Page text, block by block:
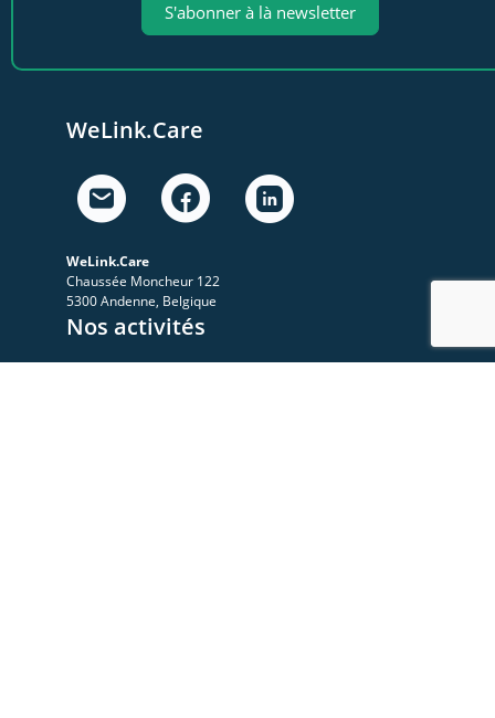
S'abonner à là newsletter
WeLink.Care
WeLink.Care
Chaussée Moncheur 122
5300 Andenne, Belgique
Nos activités